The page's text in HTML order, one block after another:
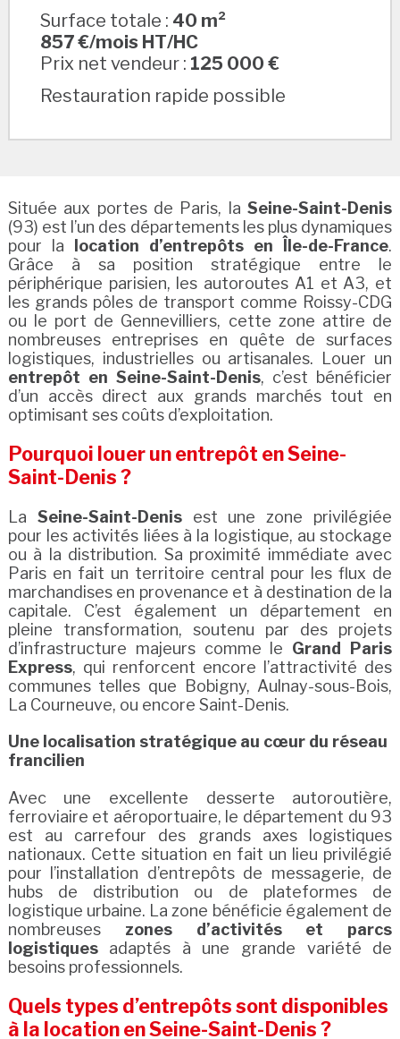
Surface totale : 40 m²
857 €/mois HT/HC
Prix net vendeur : 125 000 €
Restauration rapide possible
Située aux portes de Paris, laSeine-Saint-Denis
(93) est l’un des départements les plus dynamiques
pour la location d’entrepôts en Île-de-France.
Grâce à sa position stratégique entre le
périphérique parisien, les autoroutes A1 et A3, et
les grands pôles de transport comme Roissy-CDG
ou le port de Gennevilliers, cette zone attire de
nombreuses entreprises en quête de surfaces
logistiques, industrielles ou artisanales. Louer un
entrepôt en Seine-Saint-Denis, c’est bénéficier
d’un accès direct aux grands marchés tout en
optimisant ses coûts d’exploitation.
Pourquoi louer un entrepôt en Seine-
Saint-Denis ?
La Seine-Saint-Denisest une zone privilégiée
pour les activités liées à la logistique, au stockage
ou à la distribution. Sa proximité immédiate avec
Paris en fait un territoire central pour les flux de
marchandises en provenance et à destination de la
capitale. C’est également un département en
pleine transformation, soutenu par des projets
d’infrastructure majeurs comme le Grand Paris
Express, qui renforcent encore l’attractivité des
communes telles que Bobigny, Aulnay-sous-Bois,
La Courneuve, ou encore Saint-Denis.
Une localisation stratégique au cœur du réseau
francilien
Avec une excellente desserte autoroutière,
ferroviaire et aéroportuaire, le département du 93
est au carrefour des grands axes logistiques
nationaux. Cette situation en fait un lieu privilégié
pour l’installation d’entrepôts de messagerie, de
hubs de distribution ou de plateformes de
logistique urbaine. La zone bénéficie également de
nombreuses zones d’activités et parcs
logistiquesadaptés à une grande variété de
besoins professionnels.
Quels types d’entrepôts sont disponibles
à la location en Seine-Saint-Denis ?